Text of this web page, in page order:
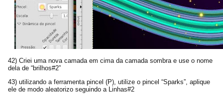
42) Criei uma nova camada em cima da camada sombra e use o nome
dela de “brilhos#2”
43) utilizando a ferramenta pincel (P), utilize o pincel “Sparks”, aplique
ele de modo aleatorizo seguindo a Linhas#2